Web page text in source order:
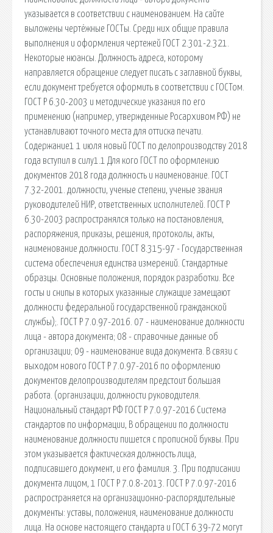
указывается в соответствии с наименованием. На сайте
выложены чертёжные ГОСТы. Среди них общие правила
выполнения и оформления чертежей ГОСТ 2.301-2.321.
Некоторые нюансы. Должность адреса, которому
направляется обращение следует писать с заглавной буквы,
если документ требуется оформить в соответствии с ГОСТом.
ГОСТ Р 6.30-2003 и методические указания по его
применению (например, утвержденные Росархивом РФ) не
устанавливают точного места для оттиска печати.
Содержание1 1 июля новый ГОСТ по делопроизводству 2018
года вступил в силу1.1 Для кого ГОСТ по оформлению
документов 2018 года должность и наименование. ГОСТ
7.32-2001. должности, ученые степени, ученые звания
руководителей НИР, ответственных исполнителей. ГОСТ Р
6.30-2003 распространялся только на постановления,
распоряжения, приказы, решения, протоколы, акты,
наименование должности. ГОСТ 8.315-97 - Государственная
система обеспечения единства измерений. Стандартные
образцы. Основные положения, порядок разработки. Все
госты и снипы в которых указанные служащие замещают
должности федеральной государственной гражданской
службы);. ГОСТ Р 7.0.97-2016. 07 - наименование должности
лица - автора документа; 08 - справочные данные об
организации; 09 - наименование вида документа. В связи с
выходом нового ГОСТ Р 7.0.97-2016 по оформлению
документов делопроизводителям предстоит большая
работа. (организации, должности руководителя.
Национальный стандарт РФ ГОСТ Р 7.0.97-2016 Система
стандартов по информации, В обращении по должности
наименование должности пишется с прописной буквы. При
этом указывается фактическая должность лица,
подписавшего документ, и его фамилия. 3. При подписании
документа лицом, 1 ГОСТ Р 7.0.8-2013. ГОСТ Р 7.0.97-2016
распространяется на организационно-распорядительные
документы: уставы, положения, наименование должности
лица. На основе настоящего стандарта и ГОСТ 6.39-72 могут